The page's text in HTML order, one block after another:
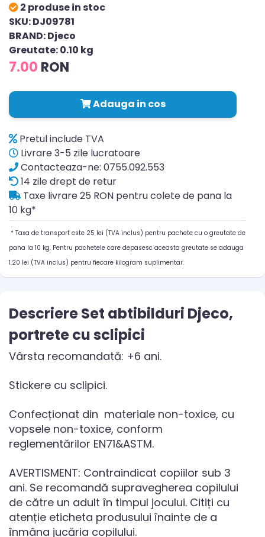
2 produse in stoc
SKU: DJ09781
BRAND: Djeco
Greutate: 0.10 kg
7.00 RON
Adauga in cos
Pretul include TVA
Livrare 3-5 zile lucratoare
Contacteaza-ne: 0755.092.553
14 zile drept de retur
Taxe livrare 25 RON pentru colete de pana la
10 kg*
* Taxa de transport este 25 lei (TVA inclus) pentru pachete cu o greutate de
pana la 10 kg. Pentru pachetele care depasesc aceasta greutate se adauga
1.20 lei (TVA inclus) pentru fiecare kilogram suplimentar.
Descriere Set abtibilduri Djeco,
portrete cu sclipici
Vârsta recomandată: +6 ani.
Stickere cu sclipici.
Confecționat din materiale non-toxice, cu
vopsele non-toxice, conform
reglementărilor EN71&ASTM.
AVERTISMENT: Contraindicat copiilor sub 3
ani. Se recomandă supravegherea copilului
de către un adult în timpul jocului. Citiți cu
atenție eticheta produsului înainte de a
înmâna jucăria copilului.